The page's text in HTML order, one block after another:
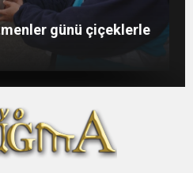
günü çiçeklerleGAÜN’de gri kod tatbikatı gerçeği
şekillendirecek olan
sizlersiniz”